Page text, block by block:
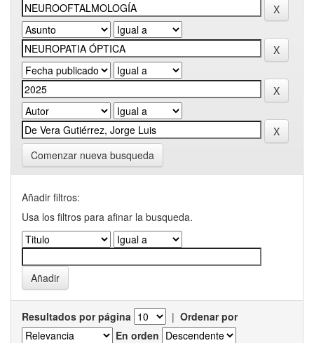
Comenzar nueva busqueda
Añadir filtros:
Usa los filtros para afinar la busqueda.
Resultados por página | Ordenar por
En orden